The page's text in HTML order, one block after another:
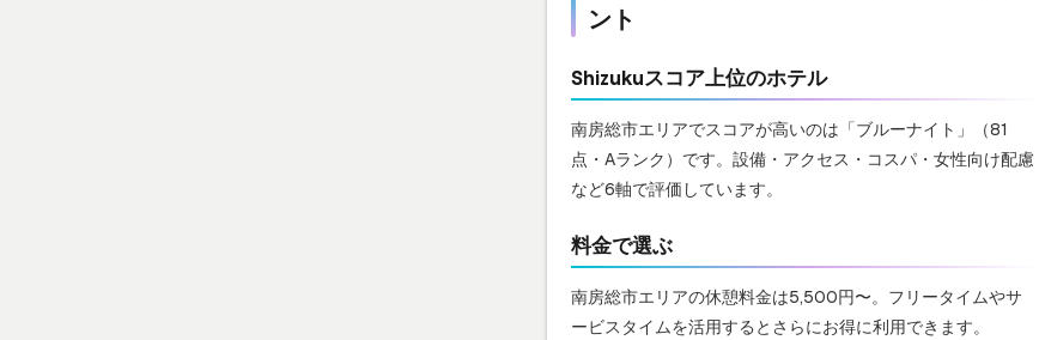
ント
Shizukuスコア上位のホテル
南房総市エリアでスコアが高いのは「ブルーナイト」（81
点・Aランク）です。設備・アクセス・コスパ・女性向け配慮
など6軸で評価しています。
料金で選ぶ
南房総市エリアの休憩料金は5,500円〜。フリータイムやサ
ービスタイムを活用するとさらにお得に利用できます。